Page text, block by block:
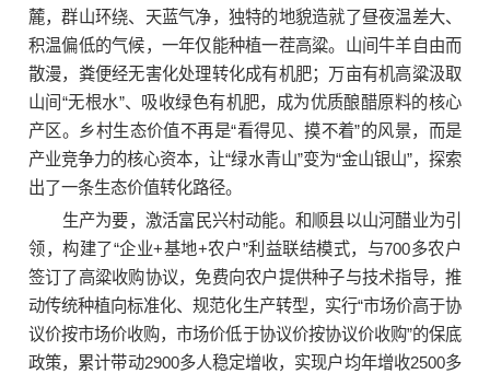
麓，群山环绕、天蓝气净，独特的地貌造就了昼夜温差大、
积温偏低的气候，一年仅能种植一茬高粱。山间牛羊自由而
散漫，粪便经无害化处理转化成有机肥；万亩有机高粱汲取
山间“无根水”、吸收绿色有机肥，成为优质酿醋原料的核心
产区。乡村生态价值不再是“看得见、摸不着”的风景，而是
产业竞争力的核心资本，让“绿水青山”变为“金山银山”，探索
出了一条生态价值转化路径。
生产为要，激活富民兴村动能。和顺县以山河醋业为引
领，构建了“企业+基地+农户”利益联结模式，与700多农户
签订了高粱收购协议，免费向农户提供种子与技术指导，推
动传统种植向标准化、规范化生产转型，实行“市场价高于协
议价按市场价收购，市场价低于协议价按协议价收购”的保底
政策，累计带动2900多人稳定增收，实现户均年增收2500多